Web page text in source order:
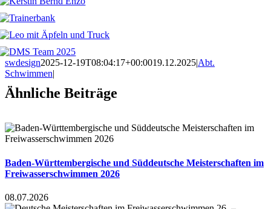
swdesign2025-12-19T08:04:17+00:0019.12.2025|Abt.
Schwimmen|
Ähnliche Beiträge
Baden-Württembergische und Süddeutsche Meisterschaften im
Freiwasserschwimmen 2026
08.07.2026